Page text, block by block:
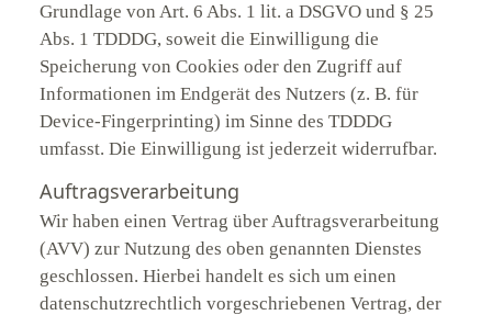
Grundlage von Art. 6 Abs. 1 lit. a DSGVO und § 25
Abs. 1 TDDDG, soweit die Einwilligung die
Speicherung von Cookies oder den Zugriff auf
Informationen im Endgerät des Nutzers (z. B. für
Device-Fingerprinting) im Sinne des TDDDG
umfasst. Die Einwilligung ist jederzeit widerrufbar.
Auftragsverarbeitung
Wir haben einen Vertrag über Auftragsverarbeitung
(AVV) zur Nutzung des oben genannten Dienstes
geschlossen. Hierbei handelt es sich um einen
datenschutzrechtlich vorgeschriebenen Vertrag, der